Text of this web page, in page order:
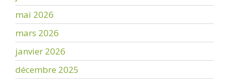
mai 2026
mars 2026
janvier 2026
décembre 2025